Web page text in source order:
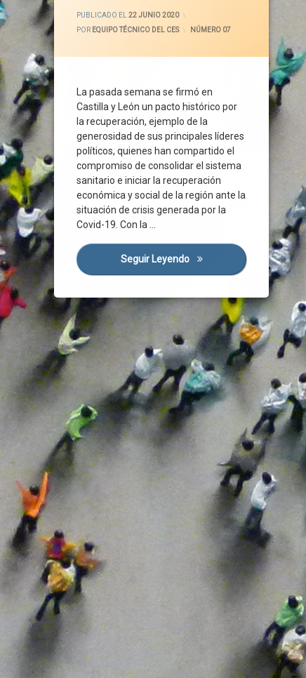
PUBLICADO EL22 JUNIO 2020
POR EQUIPO TÉCNICO DEL CES CATEGORÍAS:
NÚMERO 07
La pasada semana se firmó en
Castilla y León un pacto histórico por
la recuperación, ejemplo de la
generosidad de sus principales líderes
políticos, quienes han compartido el
compromiso de consolidar el sistema
sanitario e iniciar la recuperación
económica y social de la región ante la
situación de crisis generada por la
Covid-19. Con la …
Seguir Leyendo Pacto Por La
Crisis Sanitaria
Diálogo Social
Educación
Ejemplaridad
Ejemplo
Empleo
España
Futuro
Gobierno
Grupos Parlamentarios
Micropymes
Pacto Político
Partidos Políticos
Política Útil
Por Ávila
Presupuestos
Promoción Industrial
PSOE
Rebrote
Recuperación Economica
Servicios Publicos
Trabajadores
Transación
Unidas Podemos
UPL